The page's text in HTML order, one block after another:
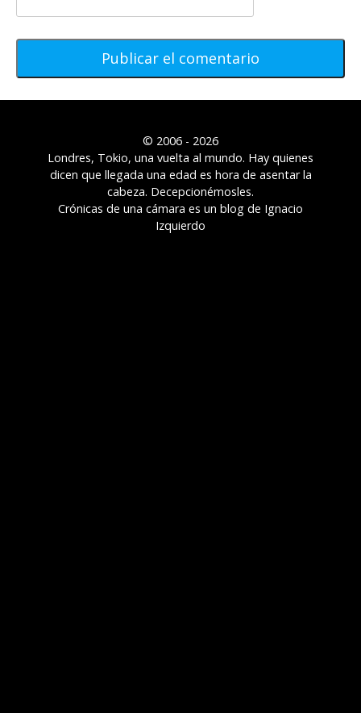
© 2006 - 2026
Londres, Tokio, una vuelta al mundo. Hay quienes
dicen que llegada una edad es hora de asentar la
cabeza. Decepcionémosles.
Crónicas de una cámara es un blog de Ignacio
Izquierdo